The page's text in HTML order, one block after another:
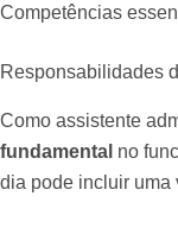
Competências
Responsabilidades
Como assistente
fundamental no
dia pode incluir uma